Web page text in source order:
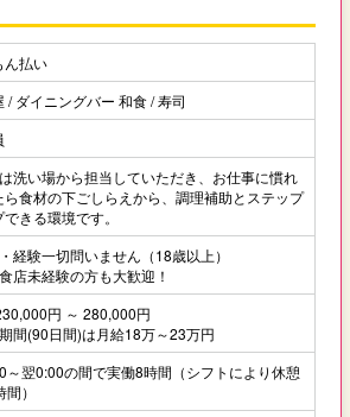
ん払い
/ ダイニングバー 和食 / 寿司
洗い場から担当していただき、お仕事に慣れ
ら食材の下ごしらえから、調理補助とステップ
きる環境です。
経験一切問いません（18歳以上）
店未経験の方も大歓迎！
円 ～ 280,000円
間(90日間)は月給18万～23万円
～翌0:00の間で実働8時間（シフトにより休憩
）